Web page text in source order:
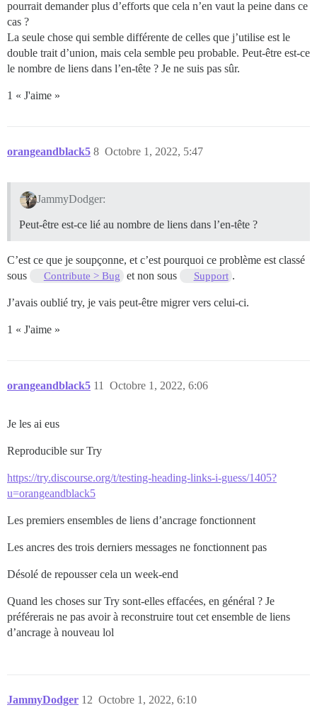
pourrait demander plus d’efforts que cela n’en vaut la peine dans ce
cas ?
La seule chose qui semble différente de celles que j’utilise est le
double trait d’union, mais cela semble peu probable. Peut-être est-ce
le nombre de liens dans l’en-tête ? Je ne suis pas sûr.
1 « J'aime »
orangeandblack5 Octobre 1, 2022, 5:47
8
JammyDodger:
Peut-être est-ce lié au nombre de liens dans l’en-tête ?
C’est ce que je soupçonne, et c’est pourquoi ce problème est classé
sous
Contribute > Bug et non sous Support .
J’avais oublié try, je vais peut-être migrer vers celui-ci.
1 « J'aime »
orangeandblack5 Octobre 1, 2022, 6:06
11
Je les ai eus
Reproducible sur Try
https://try.discourse.org/t/testing-heading-links-i-guess/1405?
u=orangeandblack5
Les premiers ensembles de liens d’ancrage fonctionnent
Les ancres des trois derniers messages ne fonctionnent pas
Désolé de repousser cela un week-end
Quand les choses sur Try sont-elles effacées, en général ? Je
préférerais ne pas avoir à reconstruire tout cet ensemble de liens
d’ancrage à nouveau lol
JammyDodger Octobre 1, 2022, 6:10
12